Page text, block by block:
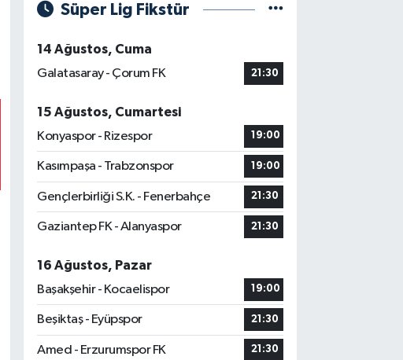
Süper Lig Fikstür
14 Ağustos, Cuma
Galatasaray - Çorum FK
21:30
15 Ağustos, Cumartesi
Konyaspor - Rizespor
19:00
Kasımpaşa - Trabzonspor 19:00
Gençlerbirliği S.K. - Fenerbahçe 21:30
Gaziantep FK - Alanyaspor 21:30
16 Ağustos, Pazar
Başakşehir - Kocaelispor
19:00
Beşiktaş - Eyüpspor 21:30
Amed - Erzurumspor FK 21:30